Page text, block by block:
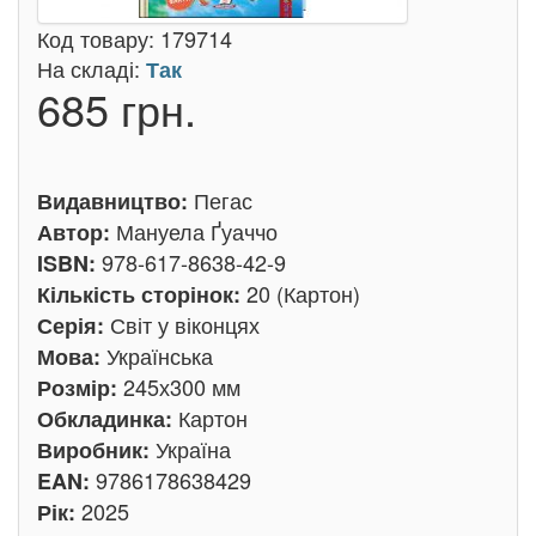
Код товару: 179714
На складі: Так
685 грн.
Видавництво: Пегас
Автор: Мануела Ґуаччо
ISBN: 978-617-8638-42-9
Кількість сторінок: 20 (Картон)
Серія: Світ у віконцях
Мова: Українська
Розмір: 245х300 мм
Обкладинка: Картон
Виробник: Україна
EAN: 9786178638429
Рік: 2025